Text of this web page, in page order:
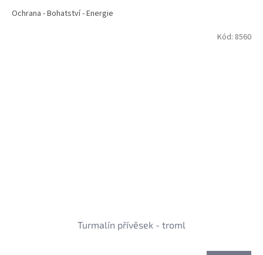
Ochrana - Bohatství - Energie
Turmalín přívěsek - troml
Kód: 8560